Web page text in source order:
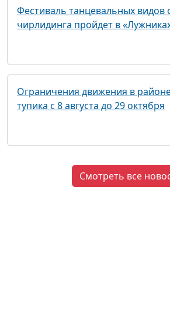
Фестиваль танцевальных видов
чирлидинга пройдет в
Ограничения движения в
тупика с 8 августа до 29 октября
Смотреть все